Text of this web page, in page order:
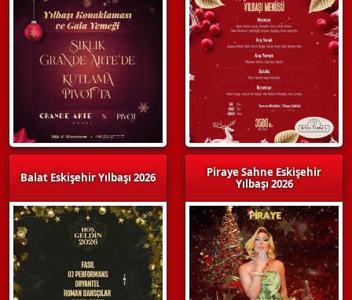
Balat Eskişehir Yılbaşı 2026
Piraye Sahne Eskişehir
Yılbaşı 2026